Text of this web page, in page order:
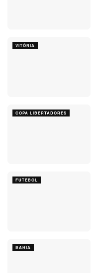
VITÓRIA
COPA LIBERTADORES
FUTEBOL
BAHIA